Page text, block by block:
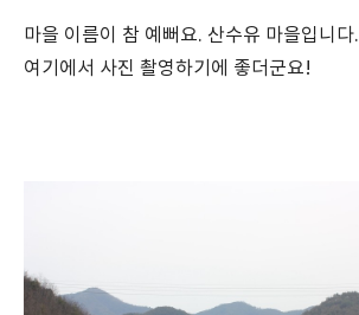
마을 이름이 참 예뻐요. 산수유 마을입니다.
여기에서 사진 촬영하기에 좋더군요!